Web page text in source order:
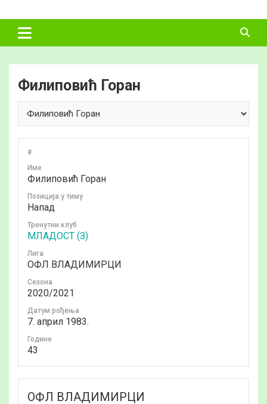
to
content
ФУДБАЛСКИ
САВЕЗ
ВЛАДИМИРЦИ
Филиповић Горан
#
Име
Филиповић Горан
Позиција у тиму
Напад
Тренутни клуб
МЛАДОСТ (З)
Лига
ОФЛ ВЛАДИМИРЦИ
Сезона
2020/2021
Датум рођења
7. април 1983.
Годинe
43
ОФЛ ВЛАДИМИРЦИ